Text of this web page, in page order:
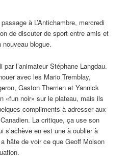
à L’Antichambre, mercredi
de discuter de sport entre amis et
blogue.
l’animateur Stéphane Langdau.
avec les Mario Tremblay,
Gaston Therrien et Yannick
«fun noir» sur le plateau, mais ils
compliments à adresser aux
La critique, ça use son
s’achève en est une à oublier à
hâte de voir ce que Geoff Molson